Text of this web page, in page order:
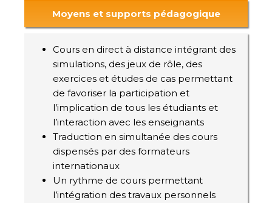
Moyens et supports pédagogique
Cours en direct à distance intégrant des
simulations, des jeux de rôle, des
exercices et études de cas permettant
de favoriser la participation et
l’implication de tous les étudiants et
l’interaction avec les enseignants
Traduction en simultanée des cours
dispensés par des formateurs
internationaux
Un rythme de cours permettant
l’intégration des travaux personnels